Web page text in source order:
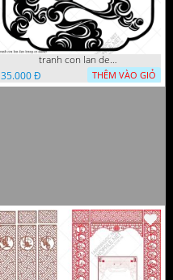
tranh con lan den trang co
35.000 Đ
THÊM VÀO GIỎ